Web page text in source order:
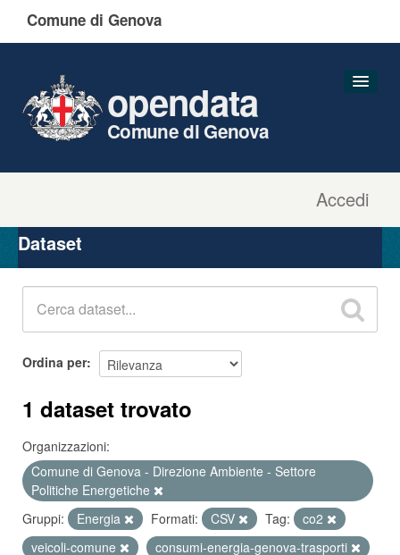
Comune di Genova
Accedi
opendata
Comune di Genova
Organizzazioni
Gruppi
Dataset
Ordina per
1 dataset trovato
Organizzazioni:
Comune di Genova - Direzione Ambiente - Settore
Politiche Energetiche
Gruppi:
Energia Formati: CSV Tag:
co2
veicoli-comune
consumi-energia-genova-trasporti